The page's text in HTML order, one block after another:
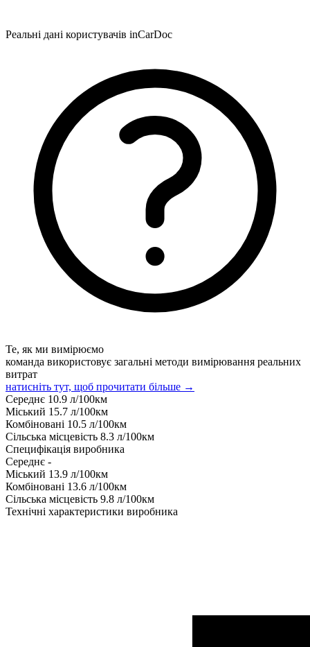
Реальні дані користувачів inCarDoc
Те, як ми вимірюємо
команда використовує загальні методи вимірювання реальних
витрат
натисніть тут, щоб прочитати більше →
Середнє 10.9 л/100км
Міський 15.7 л/100км
Комбіновані 10.5 л/100км
Сільська місцевість 8.3 л/100км
Специфікація виробника
Середнє -
Міський 13.9 л/100км
Комбіновані 13.6 л/100км
Сільська місцевість 9.8 л/100км
Технічні характеристики виробника